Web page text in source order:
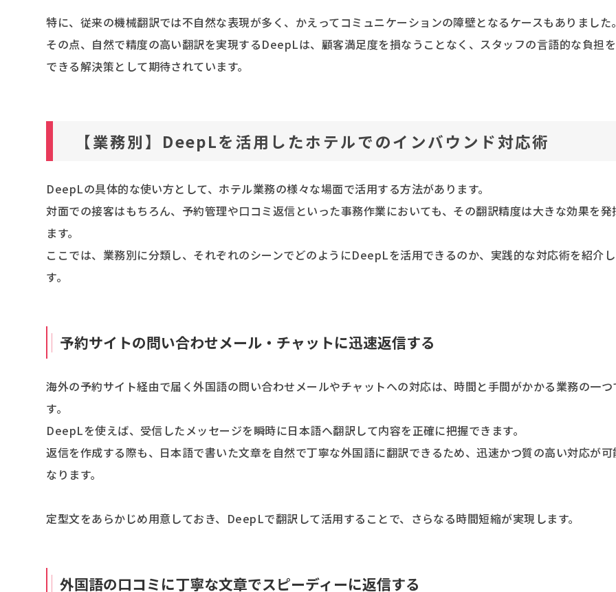
特に、従来の機械翻訳では不自然な表現が多く、かえってコミュニケーションの障壁となるケースもありました。
その点、自然で精度の高い翻訳を実現するDeepLは、顧客満足度を損なうことなく、スタッフの言語的な負担
できる解決策として期待されています。
【業務別】DeepLを活用したホテルでのインバウンド対応術
DeepLの具体的な使い方として、ホテル業務の様々な場面で活用する方法があります。
対面での接客はもちろん、予約管理や口コミ返信といった事務作業においても、その翻訳精度は大きな効果を発
ます。
ここでは、業務別に分類し、それぞれのシーンでどのようにDeepLを活用できるのか、実践的な対応術を紹介
す。
予約サイトの問い合わせメール・チャットに迅速返信する
海外の予約サイト経由で届く外国語の問い合わせメールやチャットへの対応は、時間と手間がかかる業務の一つ
す。
DeepLを使えば、受信したメッセージを瞬時に日本語へ翻訳して内容を正確に把握できます。
返信を作成する際も、日本語で書いた文章を自然で丁寧な外国語に翻訳できるため、迅速かつ質の高い対応が可
なります。
定型文をあらかじめ用意しておき、DeepLで翻訳して活用することで、さらなる時間短縮が実現します。
外国語の口コミに丁寧な文章でスピーディーに返信する